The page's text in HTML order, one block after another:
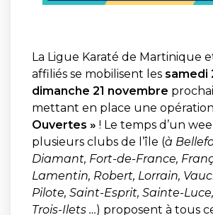
La Ligue Karaté de Martinique
affiliés se mobilisent les samedi
dimanche 21 novembre
mettant en place une opération
Ouvertes » ! Le temps d’un
plusieurs clubs de l’île (à
Diamant, Fort-de-France,
Lamentin, Robert, Lorrain,
Pilote, Saint-Esprit, Sainte-
Trois-Ilets …) proposent à tous